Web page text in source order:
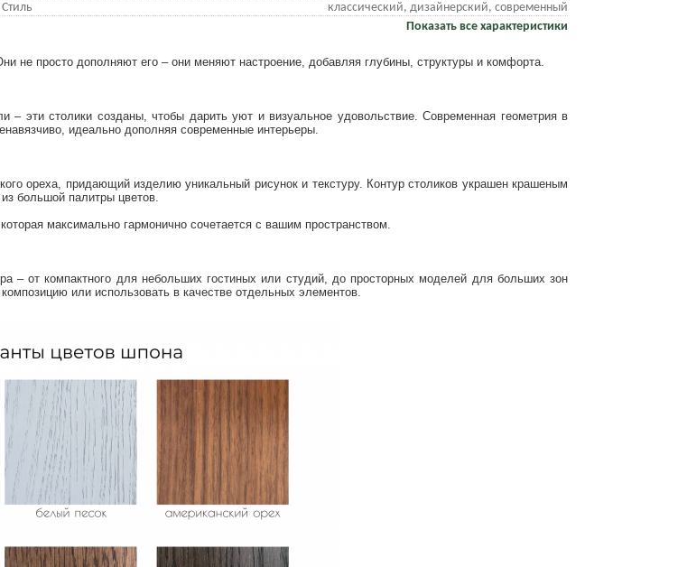
Стиль
классический, дизайнерский, современный
Показать все характеристики
не просто дополняют его – они меняют настроение, добавляя глубины, структуры и комфорта.
– эти столики созданы, чтобы дарить уют и визуальное удовольствие. Современная геометрия в
идеально дополняя современные интерьеры.
ореха, придающий изделию уникальный рисунок и текстуру. Контур столиков украшен крашеным
большой палитры цветов.
максимально гармонично сочетается с вашим пространством.
– от компактного для небольших гостиных или студий, до просторных моделей для больших зон
или использовать в качестве отдельных элементов.